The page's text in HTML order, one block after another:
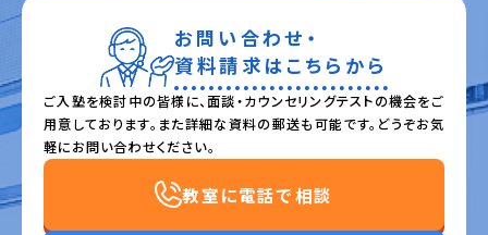
お問い合わせ・
資料請求はこちらから
ご入塾を検討中の皆様に、面談・カウンセリングテストの機会をご
用意しております。また詳細な資料の郵送も可能です。どうぞお気
軽にお問い合わせください。
教室に電話で相談